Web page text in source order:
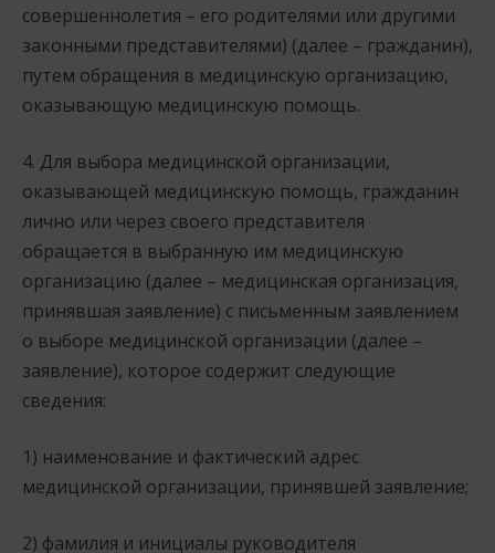
совершеннолетия – его родителями или другими
законными представителями) (далее – гражданин),
путем обращения в медицинскую организацию,
оказывающую медицинскую помощь.
4. Для выбора медицинской организации,
оказывающей медицинскую помощь, гражданин
лично или через своего представителя
обращается в выбранную им медицинскую
организацию (далее – медицинская организация,
принявшая заявление) с письменным заявлением
о выборе медицинской организации (далее –
заявление), которое содержит следующие
сведения:
1) наименование и фактический адрес
медицинской организации, принявшей заявление;
2) фамилия и инициалы руководителя